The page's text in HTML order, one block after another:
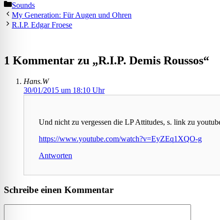
Kategorien
Sounds
My Generation: Für Augen und Ohren
R.I.P. Edgar Froese
1 Kommentar zu „R.I.P. Demis Roussos“
Hans.W
30/01/2015 um 18:10 Uhr
Und nicht zu vergessen die LP Attitudes, s. link zu
https://www.youtube.com/watch?v=EyZEq1XQO-g
Antworten
Schreibe einen Kommentar